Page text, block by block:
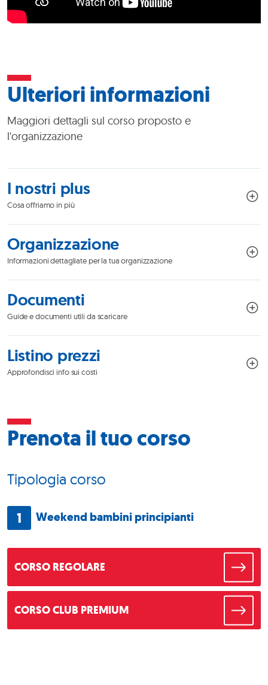
Ulteriori informazioni
Maggiori dettagli sul corso proposto e
l'organizzazione
I nostri plus
Cosa offriamo in più
Organizzazione
Informazioni dettagliate per la tua organizzazione
Documenti
Guide e documenti utili da scaricare
Listino prezzi
Approfondisci info sui costi
Prenota il tuo corso
Tipologia corso
1 Weekend bambini principianti
CORSO REGOLARE
CORSO CLUB PREMIUM